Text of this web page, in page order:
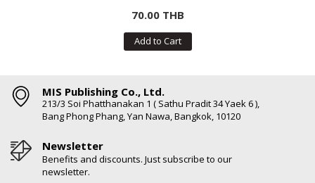
70.00 THB
Add to Cart
MIS Publishing Co., Ltd.
213/3 Soi Phatthanakan 1 ( Sathu Pradit 34 Yaek 6 ),
Bang Phong Phang, Yan Nawa, Bangkok, 10120
Newsletter
Benefits and discounts. Just subscribe to our
newsletter.